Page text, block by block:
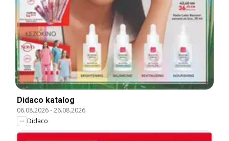
Didaco katalog
06.08.2026-26.08.2026
Didaco